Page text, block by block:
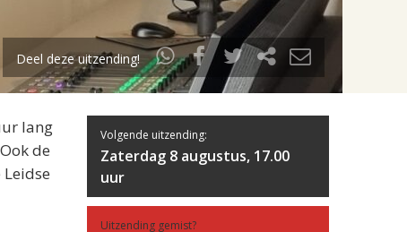
Deel deze uitzending!
lang
de
Volgende uitzending:
Zaterdag 8 augustus, 17.00
uur
Uitzending gemist?